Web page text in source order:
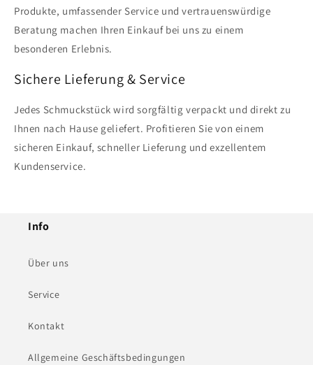
Produkte, umfassender Service und vertrauenswürdige
Beratung machen Ihren Einkauf bei uns zu einem
besonderen Erlebnis.
Sichere Lieferung & Service
Jedes Schmuckstück wird sorgfältig verpackt und direkt zu
Ihnen nach Hause geliefert. Profitieren Sie von einem
sicheren Einkauf, schneller Lieferung und exzellentem
Kundenservice.
Info
Über uns
Service
Kontakt
Allgemeine Geschäftsbedingungen